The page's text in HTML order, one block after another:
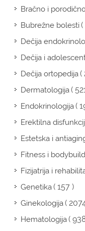
Bračno i
Bubrežne bolesti(
Dečija
Dečija i
Dečija ortopedija(
Dermatologija(
Endokrinologija(
Erektilna
Estetska i
Fitness i
Fizijatrija i
Genetika( 157 )
Ginekologija(
Hematologija(